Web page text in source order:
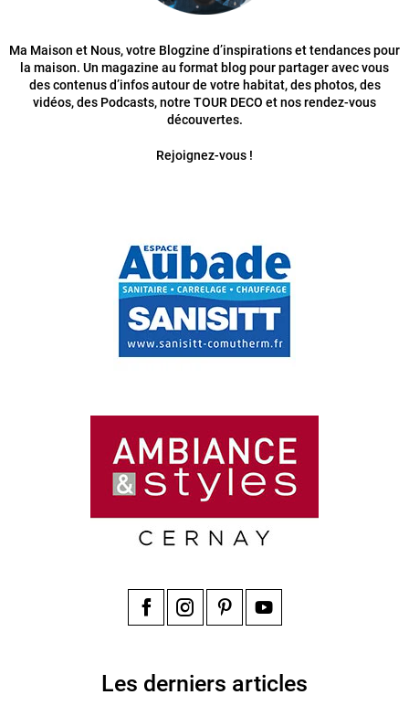
Ma Maison et Nous, votre Blogzine d’inspirations et tendances pour
la maison. Un magazine au format blog pour partager avec vous
des contenus d’infos autour de votre habitat, des photos, des
vidéos, des Podcasts, notre TOUR DECO et nos rendez-vous
découvertes.
Rejoignez-vous !
Les derniers articles